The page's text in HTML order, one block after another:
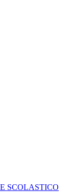
SCOLASTICO